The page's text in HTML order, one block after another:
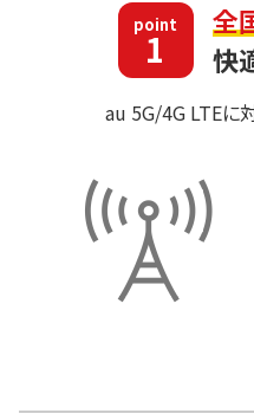
point
1
全
快
au 5G/4G LTEに